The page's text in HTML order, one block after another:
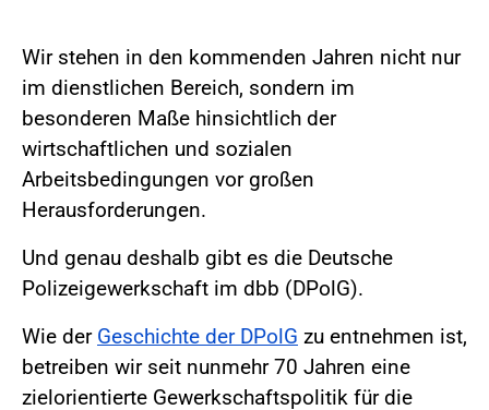
Wir stehen in den kommenden Jahren nicht nur
im dienstlichen Bereich, sondern im
besonderen Maße hinsichtlich der
wirtschaftlichen und sozialen
Arbeitsbedingungen vor großen
Herausforderungen.
Und genau deshalb gibt es die Deutsche
Polizeigewerkschaft im dbb (DPolG).
Wie der Geschichte der DPolG zu entnehmen ist,
betreiben wir seit nunmehr 70 Jahren eine
zielorientierte Gewerkschaftspolitik für die